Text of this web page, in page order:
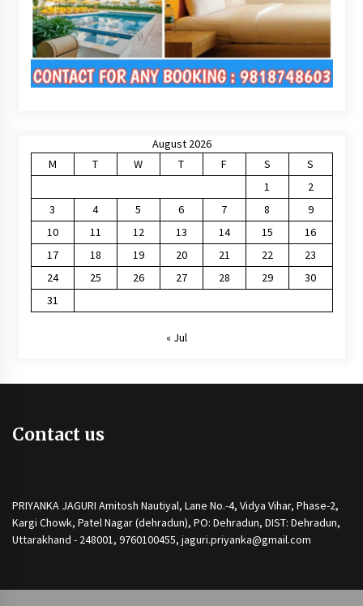
August 2026
M
T W T F S
S
1
2
3
4 5 6 7 8
9
10
11 12 13 14 15
16
17
18 19 20 21 22
23
24
25 26 27 28 29
30
31
« Jul
Contact us
PRIYANKA JAGURI Amitosh Nautiyal, Lane No.-4, Vidya Vihar, Phase-2,
Kargi Chowk, Patel Nagar (dehradun), PO: Dehradun, DIST: Dehradun,
Uttarakhand - 248001, 9760100455, jaguri.priyanka@gmail.com